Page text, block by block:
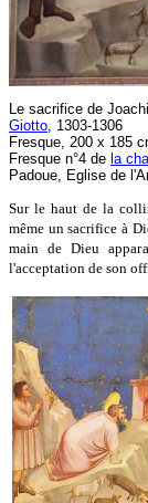
Le sacrifice de
Giotto, 1303-1306
Fresque, 200 x 185
Fresque n°4 de la
Padoue, Eglise de
Sur le haut de la
même un sacrifice à
main de Dieu
l'acceptation de son